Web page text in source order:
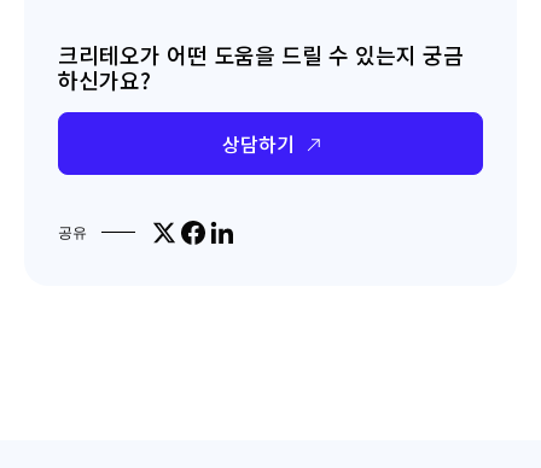
크리테오가 어떤 도움을 드릴 수 있는지 궁금
하신가요?
상담하기
공유 Share on X
Share on Facebook
Share on LinkedIn